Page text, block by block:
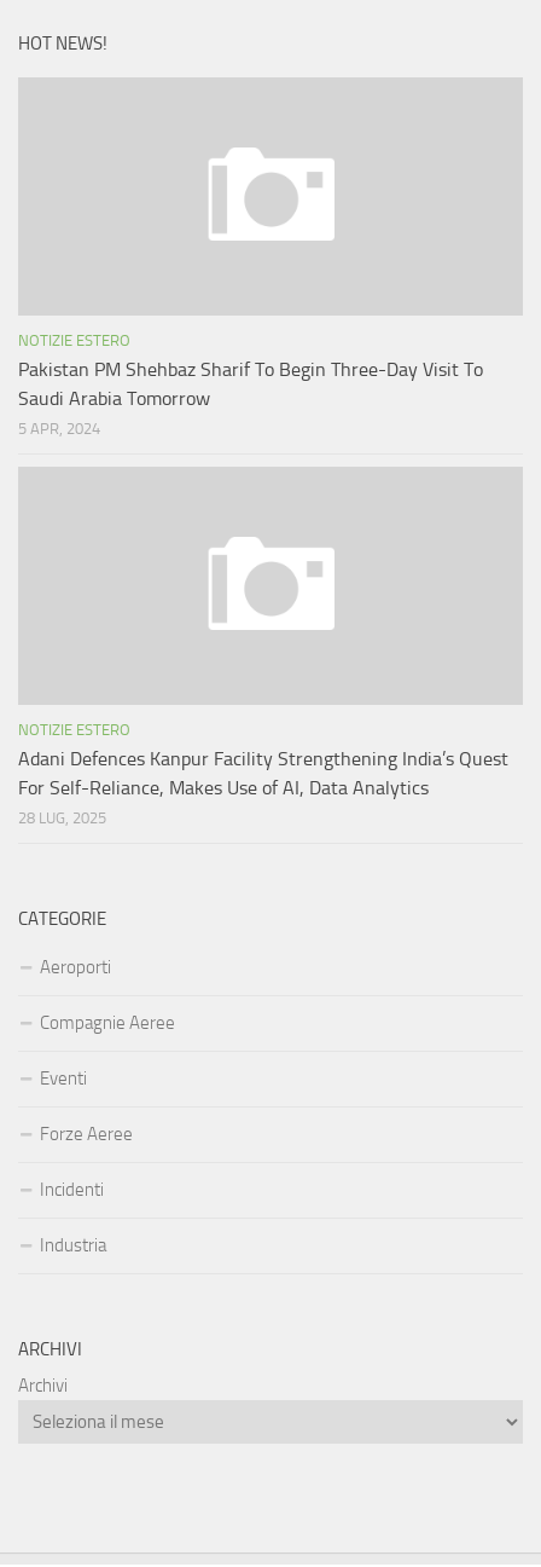
HOT NEWS!
NOTIZIE ESTERO
Pakistan PM Shehbaz Sharif To Begin Three-Day Visit To
Saudi Arabia Tomorrow
5 APR, 2024
NOTIZIE ESTERO
Adani Defences Kanpur Facility Strengthening India’s Quest
For Self-Reliance, Makes Use of AI, Data Analytics
28 LUG, 2025
CATEGORIE
Aeroporti
Compagnie Aeree
Eventi
Forze Aeree
Incidenti
Industria
ARCHIVI
Archivi